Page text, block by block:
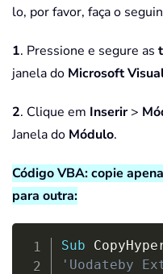
lo, por favor, faça o
1. Pressione e segure as
janela do Microsoft
2. Clique em Inserir>
Janela do Módulo.
Código VBA: copie
para outra:
Sub
'Uodateby